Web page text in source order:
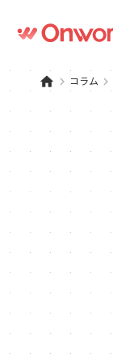
home keyboard_arrow_right コラム keyboard_arrow_right